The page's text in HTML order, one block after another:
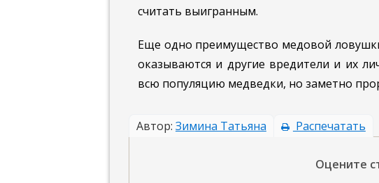
считать выигранным.
Еще одно преимущество медовой
оказываются и другие вредители и их
всю популяцию медведки, но заметно
Автор: Зимина Татьяна Распечатать
Оцените